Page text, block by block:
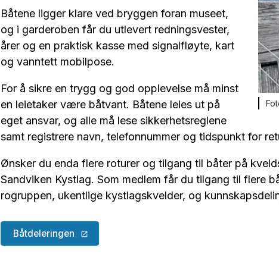
Båtene ligger klare ved bryggen foran museet,
og i garderoben får du utlevert redningsvester,
årer og en praktisk kasse med signalfløyte, kart
og vanntett mobilpose.
For å sikre en trygg og god opplevelse må minst
en leietaker være båtvant. Båtene leies ut på
eget ansvar, og alle må lese sikkerhetsreglene
samt registrere navn, telefonnummer og tidspunkt for
Ønsker du enda flere roturer og tilgang til båter på
Sandviken Kystlag. Som medlem får du tilgang til flere
rogruppen, ukentlige kystlagskvelder, og
Båtdeleringen